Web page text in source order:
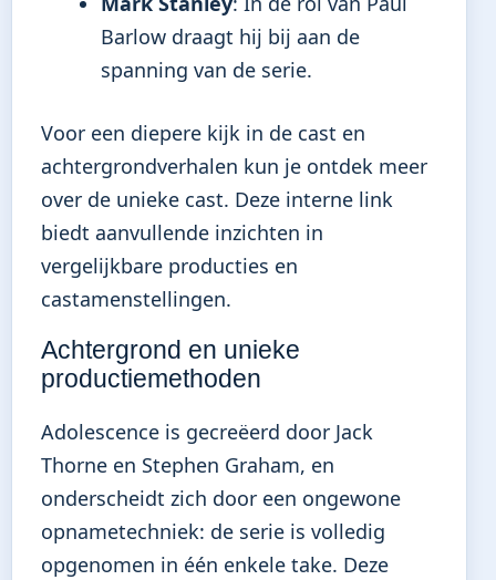
Barlow draagt hij bij aan de
spanning van de serie.
Voor een diepere kijk in de cast en
achtergrondverhalen kun je ontdek meer
over de unieke cast. Deze interne link
biedt aanvullende inzichten in
vergelijkbare producties en
castamenstellingen.
Achtergrond en unieke
productiemethoden
Adolescence is gecreëerd door Jack
Thorne en Stephen Graham, en
onderscheidt zich door een ongewone
opnametechniek: de serie is volledig
opgenomen in één enkele take. Deze